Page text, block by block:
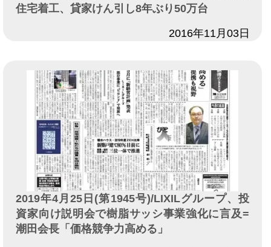
住宅着工、貸家けん引し8年ぶり50万台
2016年11月03日
2019年4月25日(第1945号)/LIXILグループ、投
資家向け説明会で樹脂サッシ事業強化に言及=
潮田会長「価格競争力高める」